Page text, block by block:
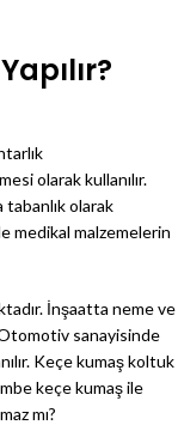
olarak kullanılır.
tabanlık olarak
medikal malzemelerin
İnşaatta neme ve
Otomotiv sanayisinde
Keçe kumaş koltuk
keçe kumaş ile
mı?